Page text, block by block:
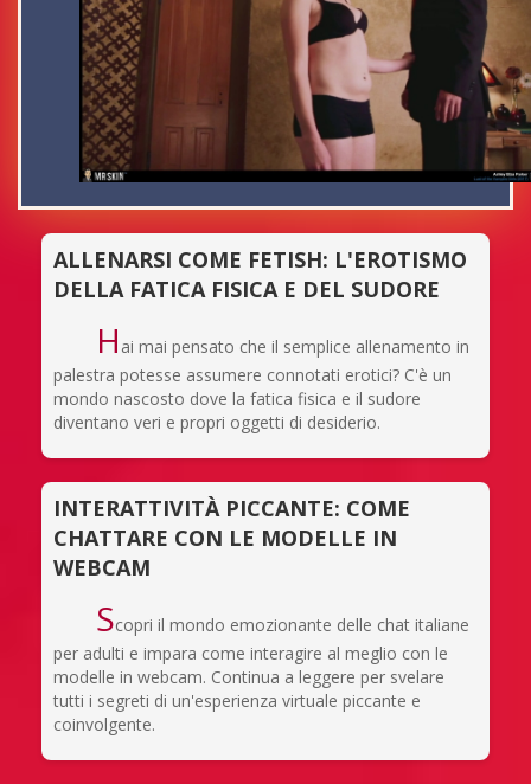
ALLENARSI COME FETISH: L'EROTISMO
DELLA FATICA FISICA E DEL SUDORE
H ai mai pensato che il semplice allenamento in
palestra potesse assumere connotati erotici? C'è un
mondo nascosto dove la fatica fisica e il sudore
diventano veri e propri oggetti di desiderio.
INTERATTIVITÀ PICCANTE: COME
CHATTARE CON LE MODELLE IN
WEBCAM
Scopri il mondo emozionante delle chat italiane
per adulti e impara come interagire al meglio con le
modelle in webcam. Continua a leggere per svelare
tutti i segreti di un'esperienza virtuale piccante e
coinvolgente.